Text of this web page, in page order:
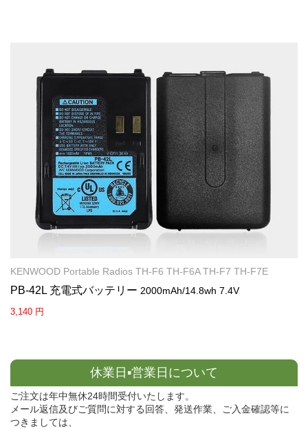
KENWOOD Portable Radios TH-F6 TH-F6A TH-F7 TH-F7E
PB-42L 充電式バッテリー 2000mAh/14.8wh 7.4V
3,140 円
休業日▪営業日について
ご注文は年中無休24時間受付いたします。
メール返信及びご質問に対する回答、発送作業、ご入金確認等に
つきましては、